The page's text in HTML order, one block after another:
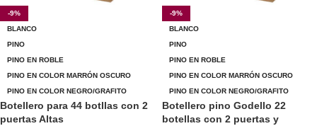
-9%
BLANCO
PINO
PINO EN ROBLE
PINO EN COLOR MARRÓN OSCURO
PINO EN COLOR NEGRO/GRAFITO
Botellero para 44 botllas con 2
puertas Altas
-9%
BLANCO
PINO
PINO EN ROBLE
PINO EN COLOR MARRÓN OSCURO
PINO EN COLOR NEGRO/GRAFITO
Botellero pino Godello 22
botellas con 2 puertas y